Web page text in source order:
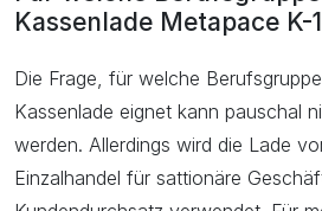
Kassenlade Metapace K-
Die Frage, für welche
Kassenlade eignet kann pauschal
werden. Allerdings wird die Lade
Einzalhandel für sattionäre